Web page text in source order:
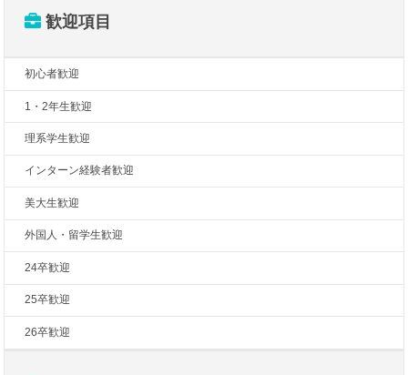
歓迎項目
初心者歓迎
1・2年生歓迎
理系学生歓迎
インターン経験者歓迎
美大生歓迎
外国人・留学生歓迎
24卒歓迎
25卒歓迎
26卒歓迎